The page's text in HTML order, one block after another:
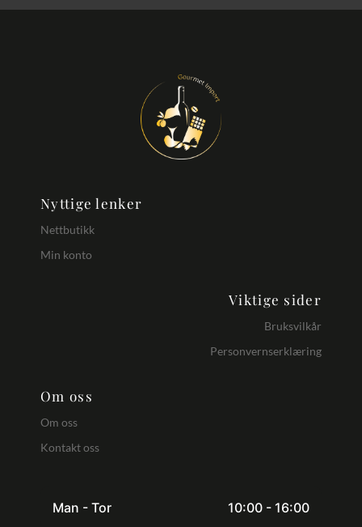
Nyttige lenker
Nettbutikk
Min konto
Viktige sider
Bruksvilkår
Personvernserklæring
Om oss
Om oss
Kontakt oss
Man - Tor 10:00 - 16:00